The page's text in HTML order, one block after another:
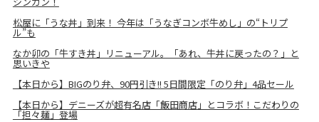
松屋に「うな丼」到来！ 今年は「うなぎコンボ牛めし」の“トリプ
ル”も
なか卯の「牛すき丼」リニューアル。「あれ、牛丼に戻ったの？」と
思いきや
【本日から】BIGのり弁、90円引き!! 5日間限定「のり弁」4品セール
【本日から】デニーズが超有名店「飯田商店」とコラボ！こだわりの
「担々麺」登場